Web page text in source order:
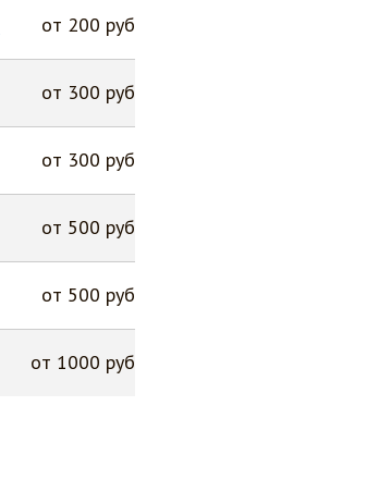
от 200 руб
от 300 руб
от 300 руб
от 500 руб
от 500 руб
от 1000 руб